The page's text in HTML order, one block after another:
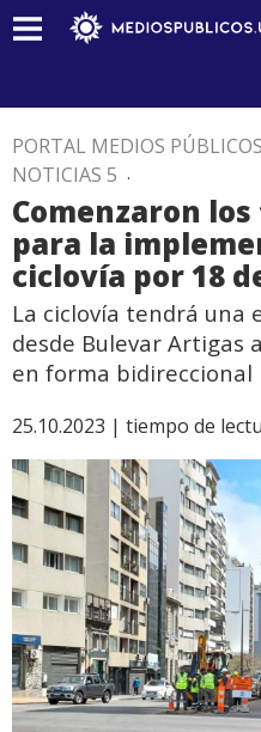
PORTAL MEDIOS PÚBLICOS
NOTICIAS 5 .
Comenzaron
para la
ciclovía por 18
La ciclovía tendrá una
desde Bulevar Artigas
en forma bidireccional
25.10.2023 | tiempo de